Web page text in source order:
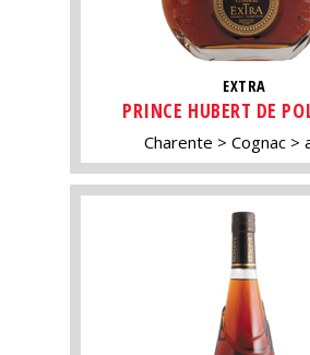
EXTRA
PRINCE HUBERT DE
Charente Cognac